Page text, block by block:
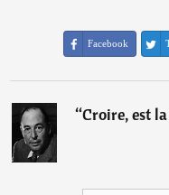
Facebook
“Croire, est